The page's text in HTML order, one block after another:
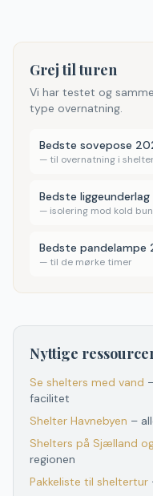
Grej til turen
Vi har testet og
type overnatning.
Bedste sovepose
— til overnatning i shelter
Bedste
— isolering mod kold
Bedste pandelampe
— til de mørke timer
Nyttige
Se shelters med vand
facilitet
Shelter Havnebyen –
Shelters på Sjælland
regionen
Pakkeliste til sheltertur